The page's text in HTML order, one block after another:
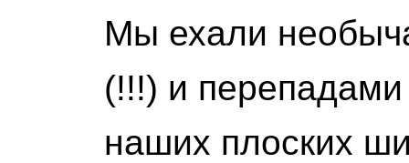
Мы ехали
(!!!) и перепадами
наших плоских